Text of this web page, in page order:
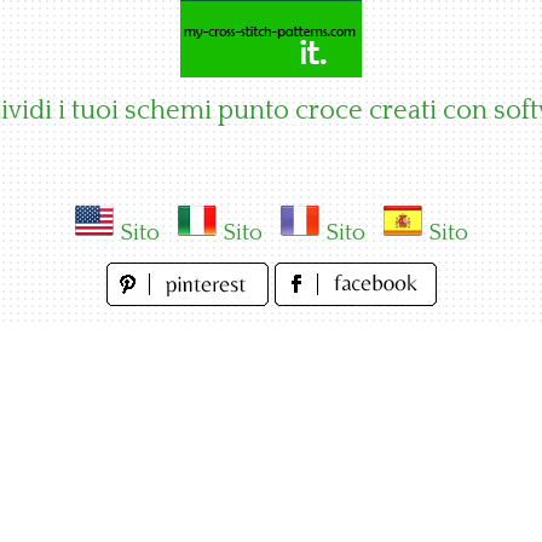
i tuoi schemi punto croce creati con
Sito Sito Sito Sito